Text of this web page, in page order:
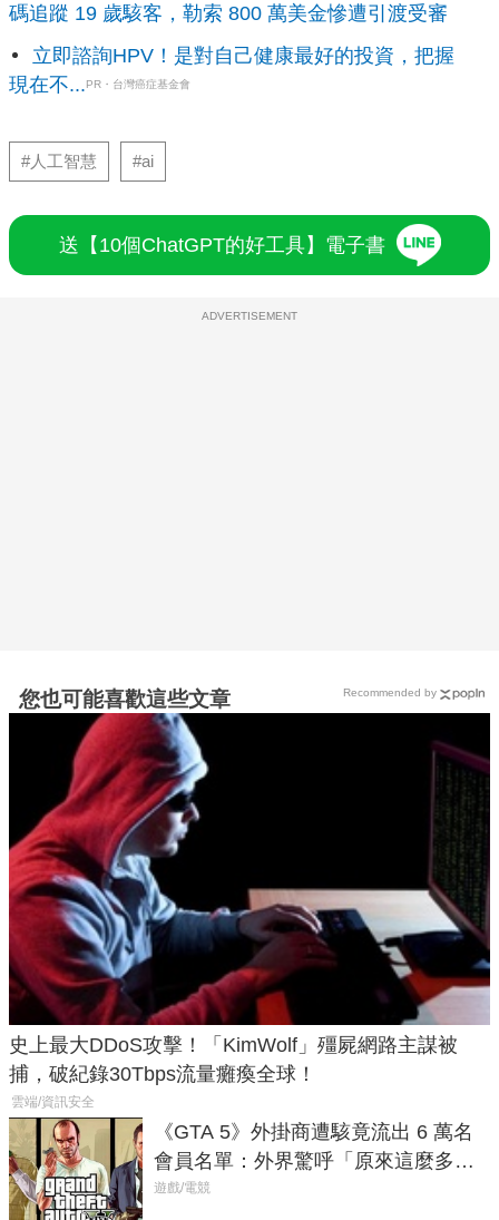
碼追蹤 19 歲駭客，勒索 800 萬美金慘遭引渡受審
立即諮詢HPV！是對自己健康最好的投資，把握
現在不...PR・台灣癌症基金會
#人工智慧 #ai
送【10個ChatGPT的好工具】電子書
ADVERTISEMENT
您也可能喜歡這些文章
史上最大DDoS攻擊！「KimWolf」殭屍網路主謀被
捕，破紀錄30Tbps流量癱瘓全球！
雲端/資訊安全
《GTA 5》外掛商遭駭竟流出 6 萬名
會員名單：外界驚呼「原來這麼多人
在開掛！」
遊戲/電競
Recommended by